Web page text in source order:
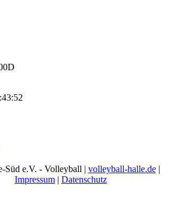
Süd e.V. - Volleyball | volleyball-halle.de|
Impressum | Datenschutz